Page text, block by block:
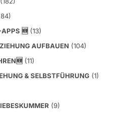
🆕 (13)
AUFBAUEN (104)
(11)
& SELBSTFÜHRUNG (1)
(9)